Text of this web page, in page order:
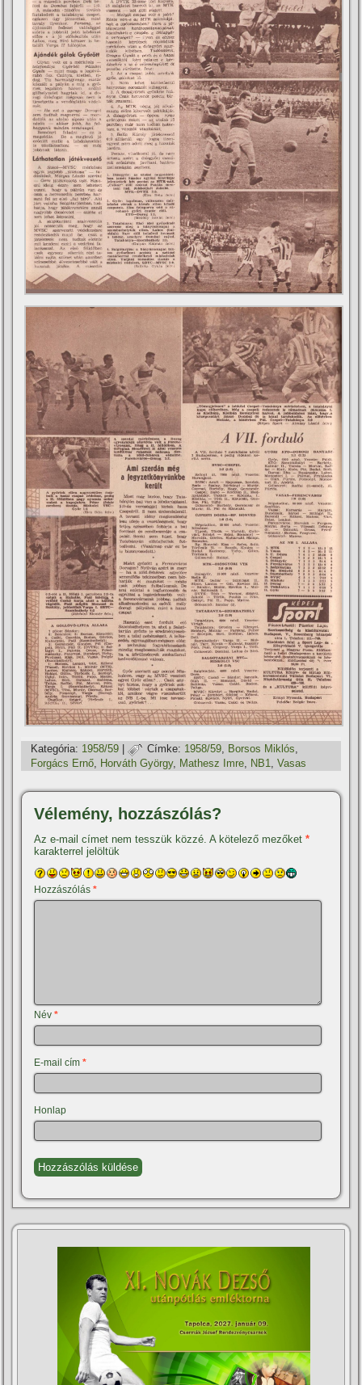
Kategória: 1958/59 | Címke: 1958/59, Borsos Miklós,
Forgács Ernő
Horváth György, Mathesz Imre NB1 ,Vasas
Vélemény, hozzászólás?
Az e-mail címet nem tesszük közzé. A kötelező mezőket*
karakterrel jelöltük
Hozzászólás*
Név*
E-mail cím*
Honlap